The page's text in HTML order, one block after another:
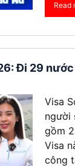
Read
Đi 29
Visa
người
gồm
Visa
công